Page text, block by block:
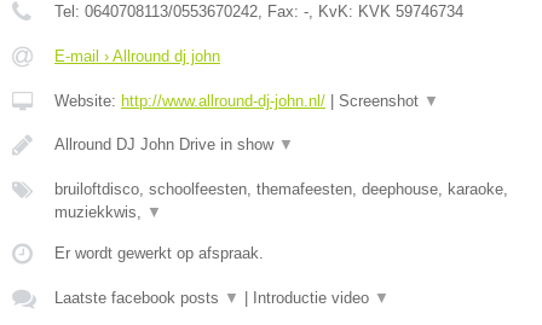
Tel: 0640708113/0553670242, Fax: -, KvK: KVK 59746734
E-mail › Allround dj john
Website: http://www.allround-dj-john.nl/ Screenshot ▼
Allround DJ John Drive in show ▼
bruiloftdisco, schoolfeesten, themafeesten, deephouse, karaoke,
muziekkwis, ▼
Er wordt gewerkt op afspraak.
Laatste facebook posts ▼ Introductie video ▼